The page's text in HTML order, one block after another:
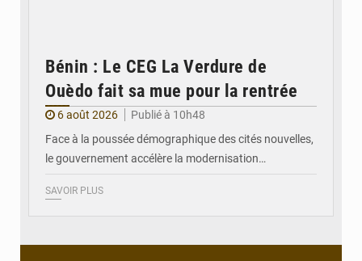
Bénin : Le CEG La Verdure de
Ouèdo fait sa mue pour la rentrée
6 août 2026
Publié à 10h48
Face à la poussée démographique des cités nouvelles,
le gouvernement accélère la modernisation…
SAVOIR PLUS